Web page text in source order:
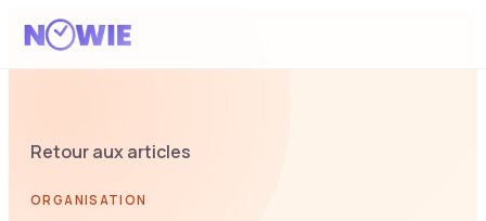
Retour aux articles
ORGANISATION